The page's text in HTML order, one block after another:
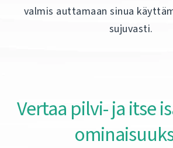
valmis auttamaan sinua
sujuvasti.
Vertaa pilvi- ja itse